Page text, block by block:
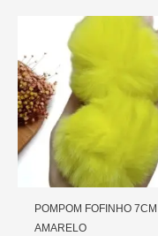
POMPOM FOFINHO 7CM
AMARELO